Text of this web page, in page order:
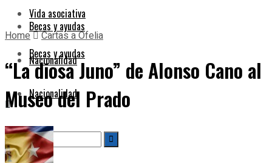
Becas y ayudas
Nacionalidad
Vida asociativa
Becas y ayudas
Nacionalidad
Home Cartas a Ofelia
“La diosa Juno” de Alonso Cano al
Museo del Prado